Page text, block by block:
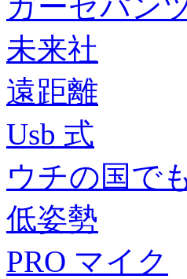
未来社
遠距離
Usb 式
ウチの国で
低姿勢
PRO マイク